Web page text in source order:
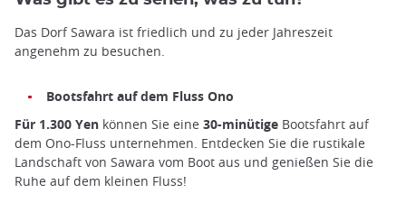
Das Dorf Sawara ist friedlich und zu jeder Jahreszeit
angenehm zu besuchen.
Bootsfahrt auf dem Fluss Ono
Für 1.300 Yen können Sie eine 30-minütige Bootsfahrt auf
dem Ono-Fluss unternehmen. Entdecken Sie die rustikale
Landschaft von Sawara vom Boot aus und genießen Sie die
Ruhe auf dem kleinen Fluss!